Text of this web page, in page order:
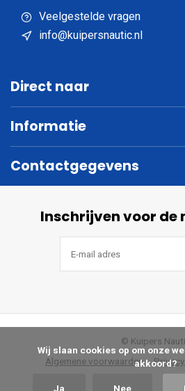
Veelgestelde vragen
info@kuipersnautic.nl
Direct naar
Informatie
Contactgegevens
Inschrijven voor de
Algemene voorwaarden
© Kuipers
akkoord?
Ja Nee